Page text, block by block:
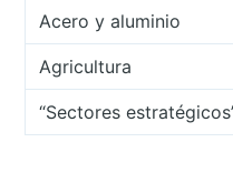
Acero y aluminio
Agricultura
“Sectores